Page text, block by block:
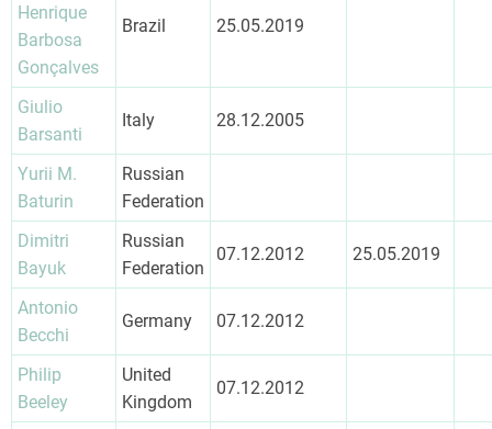
Henrique
Barbosa
Gonçalves
Brazil 25.05.2019
Giulio
Barsanti
Italy 28.12.2005
Yurii M.
Baturin
Russian
Federation
Dimitri
Bayuk
Russian
Federation
07.12.2012 25.05.2019
Antonio
Becchi
Germany 07.12.2012
Philip
Beeley
United
Kingdom
07.12.2012